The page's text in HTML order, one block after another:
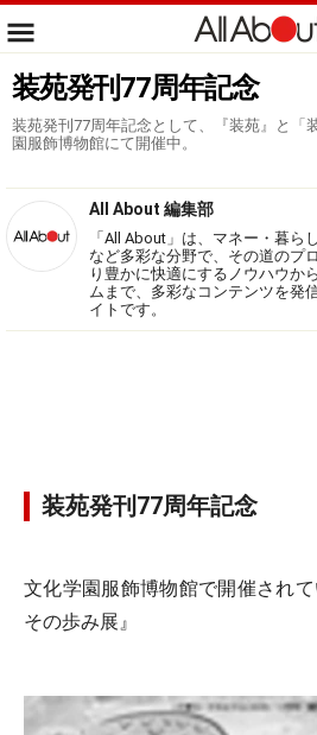
装苑発刊77周年記念
装苑発刊77周年記念として、『装苑』と「
園服飾博物館にて開催中。
All About 編集部
「All About」は、マネー・暮ら
など多彩な分野で、その道のプ
り豊かに快適にするノウハウか
ムまで、多彩なコンテンツを発
イトです。
装苑発刊77周年記念
文化学園服飾博物館で開催され
その歩み展』